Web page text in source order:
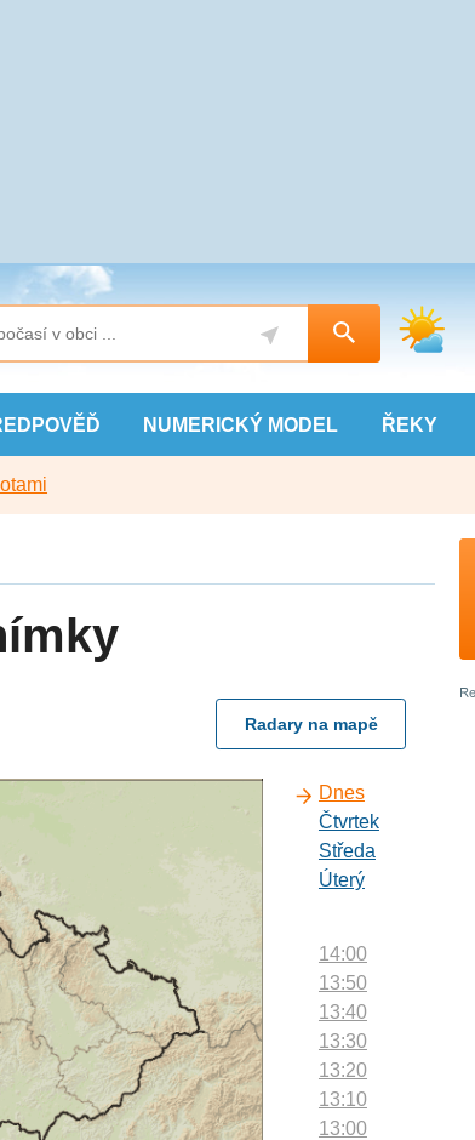
NUMERICKÝ MODEL ŘEKY
Radary na mapě
Dnes
Čtvrtek
Středa
Úterý
14:00
13:50
13:40
13:30
13:20
13:10
13:00